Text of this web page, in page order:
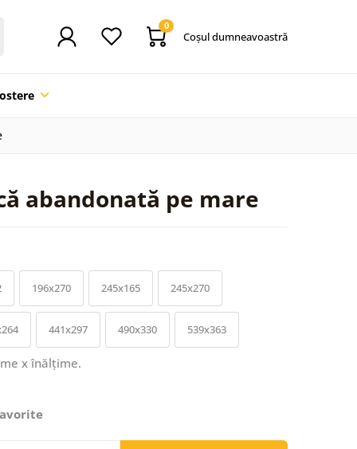
0
Coşul dumneavoastră
abandonată pe mare
196x270 245x165 245x270
441x297 490x330 539x363
x înălțime.